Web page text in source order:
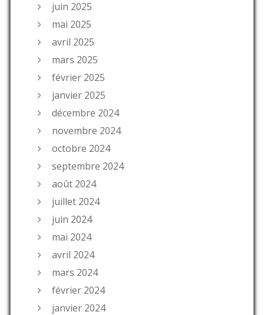
juin 2025
mai 2025
avril 2025
mars 2025
février 2025
janvier 2025
décembre 2024
novembre 2024
octobre 2024
septembre 2024
août 2024
juillet 2024
juin 2024
mai 2024
avril 2024
mars 2024
février 2024
janvier 2024